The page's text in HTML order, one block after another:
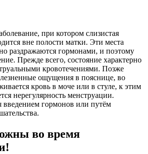
при котором слизистая
вне полости матки. Эти места
раздражаются гормонами, и поэтому
Прежде всего, состояние характерно
кровотечениями. Позже
ощущения в пояснице, во
кровь в моче или в стуле, к этим
нерегулярность менструации.
введением гормонов или путём
во время